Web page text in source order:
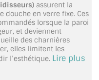
) assurent la
douche en verre fixe. Ces
lorsque la paroi
et deviennent
des charnières
elles limitent les
l’esthétique. Lire plus